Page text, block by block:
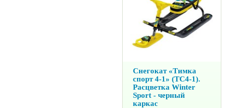
Снегокат «Тимка
спорт 4-1» (ТС4-1).
Расцветка Winter
Sport - черный
каркас